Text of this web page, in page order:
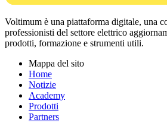
Voltimum è una piattaforma digitale, una
professionisti del settore elettrico
prodotti, formazione e strumenti utili.
Mappa del sito
Home
Notizie
Academy
Prodotti
Partners